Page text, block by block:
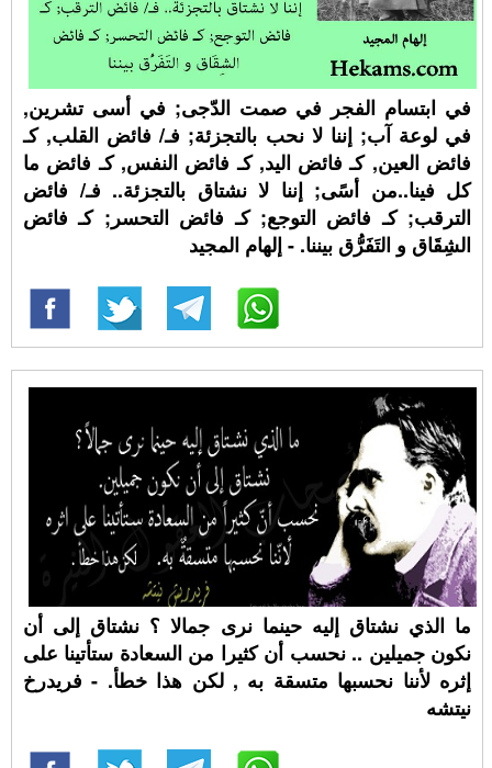
في ابتسام الفجر في صمت الدّجى; في أسى تشرين,
في لوعة آب; إننا لا نحب بالتجزئة; فـ/ فائض القلب, كـ
فائض العين, كـ فائض اليد, كـ فائض النفس, كـ فائض ما
كل فينا..من أسًى; إننا لا نشتاق بالتجزئة.. فـ/ فائض
الترقب; كـ فائض التوجع; كـ فائض التحسر; كـ فائض
الشِقَاق و التَفَرُّق بيننا. - إلهام المجيد
ما الذي نشتاق إليه حينما نرى جمالا ؟ نشتاق إلى أن
نكون جميلين .. نحسب أن كثيرا من السعادة ستأتينا على
إثره لأننا نحسبها متسقة به , لكن هذا خطأ. - فريدرخ
نيتشه